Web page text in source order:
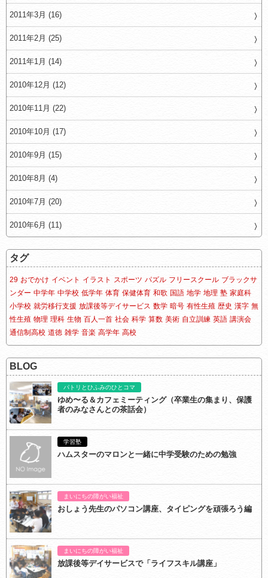
2011年3月 (16)
2011年2月 (25)
2011年1月 (14)
2010年12月 (12)
2010年11月 (22)
2010年10月 (17)
2010年9月 (15)
2010年8月 (4)
2010年7月 (20)
2010年6月 (11)
タグ
29 おでかけ イベント イラスト スポーツ パズル フリースクール ブラックサ
ンダー 中学年 中学校 低学年 体育 保健体育 和歌 国語 地学 地理 塾 家庭科
小学校 就労移行支援 放課後等デイサービス 数学 暗号 有性生殖 歴史 漢字 無
性生殖 物理 理科 生物 百人一首 社会 科学 算数 美術 自立訓練 英語 講演会
通信制高校 道徳 雑学 音楽 高学年 高校
BLOG
パトリとひふみのひとコマ
ゆめ〜る＆カフェミーティング（卒業生の集まり、保護
者のみなさんとの茶話会）
学習塾
ハムスターのマロンと一緒に中学受験のための勉強
まいにちの障がい福祉
おしょう先生のパソコン講座、タイピングを頑張ろう編
まいにちの障がい福祉
放課後等デイサービスで「ライフスキル講座」